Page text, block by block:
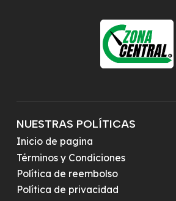
NUESTRAS POLÍTICAS
Inicio de pagina
Términos y Condiciones
Política de reembolso
Política de privacidad